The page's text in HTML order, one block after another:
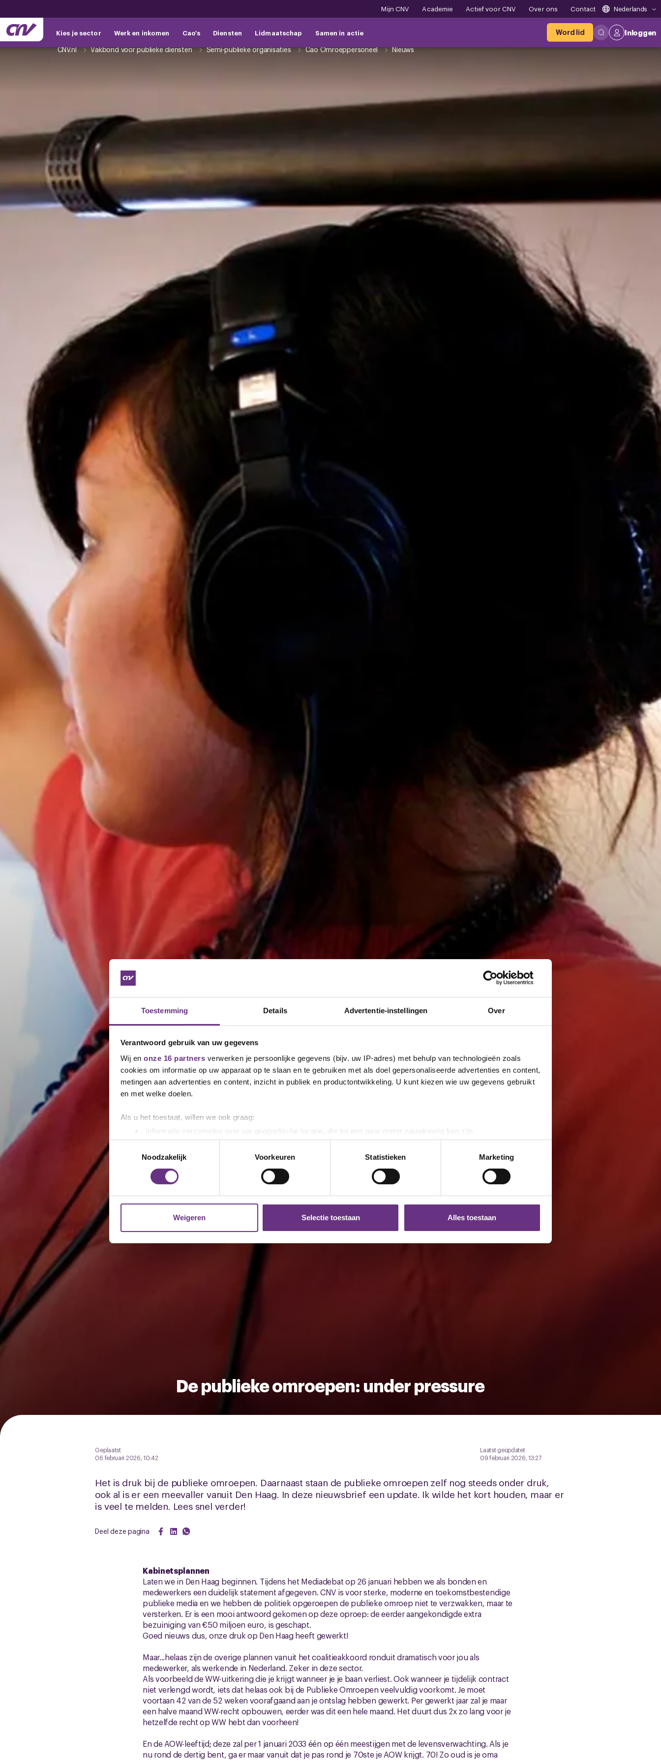
Toestemming Details Advertentie-instellingen Over
Verantwoord gebruik van uw gegevens
Wij en onze 16 partners verwerken je persoonlijke gegevens (bijv. uw IP-adres) met behulp van technologieën zoals
cookies om informatie op uw apparaat op te slaan en te gebruiken met als doel gepersonaliseerde advertenties en content,
metingen aan advertenties en content, inzicht in publiek en productontwikkeling. U kunt kiezen wie uw gegevens gebruikt
en met welke doelen.
Als u het toestaat, willen we ook graag:
Informatie verzamelen over uw geografische locatie, die tot een paar meter nauwkeurig kan zijn
Uw apparaat identificeren door het actief te scannen op specifieke eigenschappen (fingerprinting)
Lees meer over hoe uw persoonlijke gegevens worden verwerkt en stel uw voorkeuren in het
detailgedeeltein. U kunt uw
toestemming op elk moment wijzigen of intrekken in de Cookieverklaring.
websiteverkeer te analyseren. Ook delen we informatie over uw gebruik van onze site met onze partners voor social
media, adverteren en analyse. Deze partners kunnen deze gegevens combineren met andere informatie die u aan ze heeft
Toestemmingsselectie
Noodzakelijk
Voorkeuren Statistieken Marketing
Weigeren Selectie toestaan Alles toestaan
Mijn CNV Academie Actief voor CNV Over ons Contact Nederlands
Kies je sector Werk en inkomen Cao's Diensten Lidmaatschap Samen in actie Word lid
Inloggen
CNV.nl
Vakbond voor publieke diensten Semi-publieke organisaties Cao Omroeppersoneel Nieuws
De publieke omroepen: under pressure
Geplaatst
06 februari 2026, 10:42
Laatst geüpdatet
09 februari 2026, 13:27
Het is druk bij de publieke omroepen. Daarnaast staan de publieke omroepen zelf nog steeds onder druk,
ook al is er een meevaller vanuit Den Haag. In deze nieuwsbrief een update. Ik wilde het kort houden, maar er
is veel te melden. Lees snel verder!
Deel deze pagina
Kabinetsplannen
Laten we in Den Haag beginnen. Tijdens het Mediadebat op 26 januari hebben we als bonden en
medewerkers een duidelijk statement afgegeven. CNV is voor sterke, moderne en toekomstbestendige
publieke media en we hebben de politiek opgeroepen de publieke omroep niet te verzwakken, maar te
versterken. Er is een mooi antwoord gekomen op deze oproep: de eerder aangekondigde extra
bezuiniging van €50 miljoen euro, is geschapt.
Goed nieuws dus, onze druk op Den Haag heeft gewerkt!
Maar...helaas zijn de overige plannen vanuit het coalitieakkoord ronduit dramatisch voor jou als
medewerker, als werkende in Nederland. Zeker in deze sector.
Als voorbeeld de WW-uitkering die je krijgt wanneer je je baan verliest. Ook wanneer je tijdelijk contract
niet verlengd wordt, iets dat helaas ook bij de Publieke Omroepen veelvuldig voorkomt. Je moet
voortaan 42 van de 52 weken voorafgaand aan je ontslag hebben gewerkt. Per gewerkt jaar zal je maar
een halve maand WW-recht opbouwen, eerder was dit een hele maand. Het duurt dus 2x zo lang voor je
hetzelfde recht op WW hebt dan voorheen!
En de AOW-leeftijd; deze zal per 1 januari 2033 één op één meestijgen met de levensverwachting. Als je
nu rond de dertig bent, ga er maar vanuit dat je pas rond je 70ste je AOW krijgt. 70! Zo oud is je oma